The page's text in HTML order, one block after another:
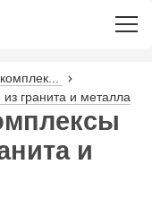
гранита и металла
и